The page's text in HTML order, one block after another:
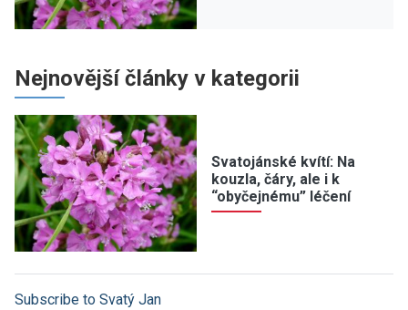
Nejnovější články v kategorii
Svatojánské kvítí: Na
kouzla, čáry, ale i k
“obyčejnému” léčení
Subscribe to Svatý Jan